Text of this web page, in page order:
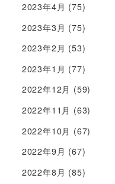
2023年4月 (75)
2023年3月 (75)
2023年2月 (53)
2023年1月 (77)
2022年12月 (59)
2022年11月 (63)
2022年10月 (67)
2022年9月 (67)
2022年8月 (85)